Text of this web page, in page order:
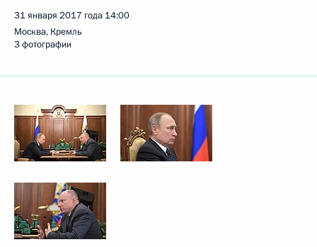
31 января 2017 года 14:00
Москва, Кремль
3 фотографии